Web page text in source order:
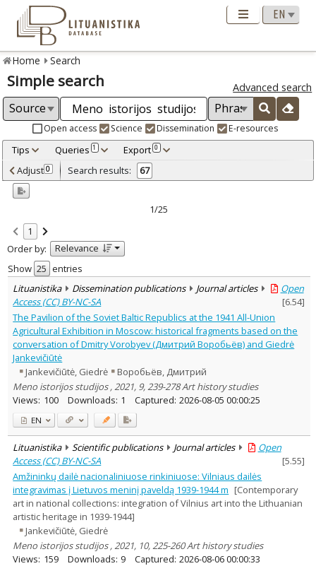
Home Search
Simple search Advanced search
Open access Science Dissemination E-resources
Tips Queries 1 Export 0
Adjusted by criteria 0
Year
Refine
Open access
Scientific publications 66
Dissemination publications
Document Type:
Journal articles 67
Subject area:
Ethnology 1
History 10
Documentation. Iinformation
2
Arts 48
Musicology 4
Theatrology 14
Text language
Historical periods
Lithuanian place names
Subject
Journal
Adjust 0 Search results: 67
1/25
1
Order by:
Relevance
Show
entries
Lituanistika
Dissemination publications Journal articles
Open
Access (CC) BY-NC-SA
[6.54]
The Pavilion of the Soviet Baltic Republics at the 1941 All-Union
Agricultural Exhibition in Moscow: historical fragments based on the
conversation of Dmitry Vorobyev (Дмитрий Воробьёв) and Giedrė
Jankevičiūtė
Jankevičiūtė, Giedrė
Воробьёв, Дмитрий
Meno istorijos studijos , 2021, 9, 239-278 Art history studies
Views: 100 Downloads: 1 Captured: 2026-08-05 00:00:25
EN
Lituanistika Scientific publications Journal articles
Open
Access (CC) BY-NC-SA
[5.55]
Amžininkų dailė nacionaliniuose rinkiniuose: Vilniaus dailės
integravimas į Lietuvos meninį paveldą 1939-1944 m [Contemporary
art in national collections: integration of Vilnius art into the Lithuanian
artistic heritage in 1939-1944]
Jankevičiūtė, Giedrė
Meno istorijos studijos , 2021, 10, 225-260 Art history studies
Views: 159 Downloads: 9 Captured: 2026-08-06 00:00:33